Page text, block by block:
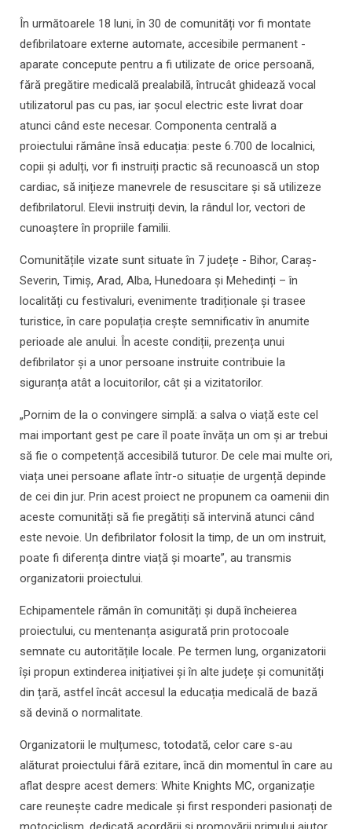
În următoarele 18 luni, în 30 de comunități vor fi montate
defibrilatoare externe automate, accesibile permanent -
aparate concepute pentru a fi utilizate de orice persoană,
fără pregătire medicală prealabilă, întrucât ghidează vocal
utilizatorul pas cu pas, iar șocul electric este livrat doar
atunci când este necesar. Componenta centrală a
proiectului rămâne însă educația: peste 6.700 de localnici,
copii și adulți, vor fi instruiți practic să recunoască un stop
cardiac, să inițieze manevrele de resuscitare și să utilizeze
defibrilatorul. Elevii instruiți devin, la rândul lor, vectori de
cunoaștere în propriile familii.
Comunitățile vizate sunt situate în 7 județe - Bihor, Caraș-
Severin, Timiș, Arad, Alba, Hunedoara și Mehedinți – în
localități cu festivaluri, evenimente tradiționale și trasee
turistice, în care populația crește semnificativ în anumite
perioade ale anului. În aceste condiții, prezența unui
defibrilator și a unor persoane instruite contribuie la
siguranța atât a locuitorilor, cât și a vizitatorilor.
„Pornim de la o convingere simplă: a salva o viață este cel
mai important gest pe care îl poate învăța un om și ar trebui
să fie o competență accesibilă tuturor. De cele mai multe ori,
viața unei persoane aflate într-o situație de urgență depinde
de cei din jur. Prin acest proiect ne propunem ca oamenii din
aceste comunități să fie pregătiți să intervină atunci când
este nevoie. Un defibrilator folosit la timp, de un om instruit,
poate fi diferența dintre viață și moarte”, au transmis
organizatorii proiectului.
Echipamentele rămân în comunități și după încheierea
proiectului, cu mentenanța asigurată prin protocoale
semnate cu autoritățile locale. Pe termen lung, organizatorii
își propun extinderea inițiativei și în alte județe și comunități
din țară, astfel încât accesul la educația medicală de bază
să devină o normalitate.
Organizatorii le mulțumesc, totodată, celor care s-au
alăturat proiectului fără ezitare, încă din momentul în care au
aflat despre acest demers: White Knights MC, organizație
care reunește cadre medicale și first responderi pasionați de